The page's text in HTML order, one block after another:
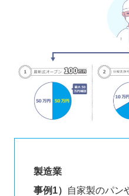
製造業
事例1）
自家製のパン